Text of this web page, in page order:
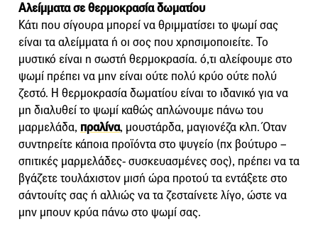
Αλείμματα σε θερμοκρασία δωματίου
Κάτι που σίγουρα μπορεί να θριμματίσει το ψωμί σας
είναι τα αλείμματα ή οι σος που χρησιμοποιείτε. Το
μυστικό είναι η σωστή θερμοκρασία. ό,τι αλείφουμε στο
ψωμί πρέπει να μην είναι ούτε πολύ κρύο ούτε πολύ
ζεστό. Η θερμοκρασία δωματίου είναι το ιδανικό για να
μη διαλυθεί το ψωμί καθώς απλώνουμε πάνω του
μαρμελάδα, πραλίνα, μουστάρδα, μαγιονέζα κλπ. Όταν
συντηρείτε κάποια προϊόντα στο ψυγείο (πχ βούτυρο –
σπιτικές μαρμελάδες- συσκευασμένες σος), πρέπει να τα
βγάζετε τουλάχιστον μισή ώρα προτού τα εντάξετε στο
σάντουίτς σας ή αλλιώς να τα ζεσταίνετε λίγο, ώστε να
μην μπουν κρύα πάνω στο ψωμί σας.